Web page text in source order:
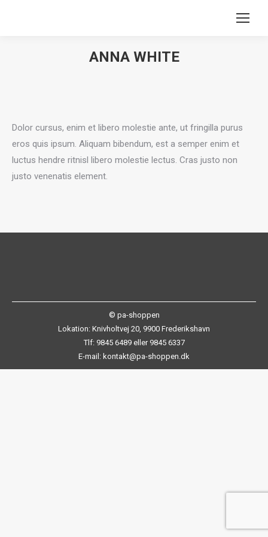
ANNA WHITE
Dolor cursus, enim et libero molestie ante, ut fringilla purus
eros quis ipsum. Aliquam bibendum, est a semper enim et
luctus hendre ritnisl libero molestie lectus. Cras justo non
justo venenatis element.
© pa-shoppen
Lokation: Knivholtvej 20, 9900 Frederikshavn
Tlf: 9845 6489 eller 9845 6337
E-mail: kontakt@pa-shoppen.dk